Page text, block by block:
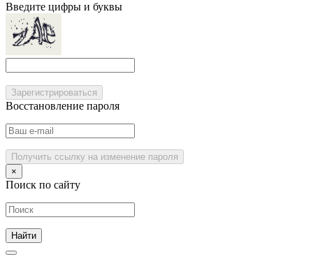
Введите цифры и буквы
Зарегистрироваться
Восстановление пароля
Получить ссылку на изменение пароля
×
Поиск по сайту